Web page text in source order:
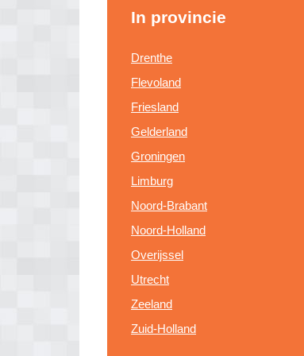
In provincie
Drenthe
Flevoland
Friesland
Gelderland
Groningen
Limburg
Noord-Brabant
Noord-Holland
Overijssel
Utrecht
Zeeland
Zuid-Holland